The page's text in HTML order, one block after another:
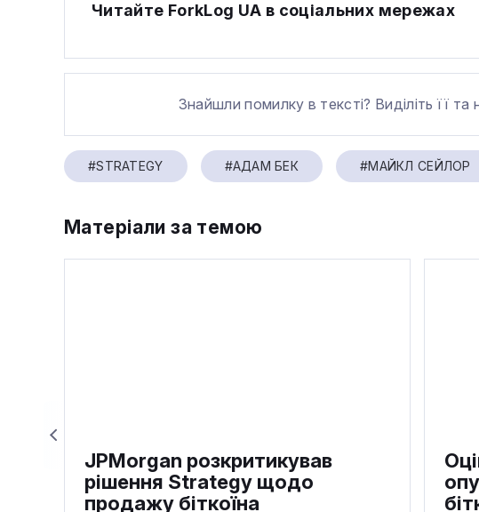
Читайте ForkLog UA в соціальних мережах
Знайшли помилку в тексті? Виділіть її та
#STRATEGY #АДАМ БЕК #МАЙКЛ СЕЙЛОР
Матеріали за темою
JPMorgan розкритикував
рішення Strategy щодо
продажу біткоїна